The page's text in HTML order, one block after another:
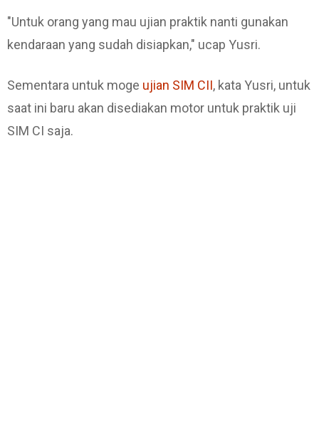
"Untuk orang yang mau ujian praktik nanti gunakan
kendaraan yang sudah disiapkan," ucap Yusri.
Sementara untuk moge ujian SIM CII, kata Yusri, untuk
saat ini baru akan disediakan motor untuk praktik uji
SIM CI saja.